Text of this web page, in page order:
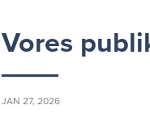
Vores
JAN 27, 2026